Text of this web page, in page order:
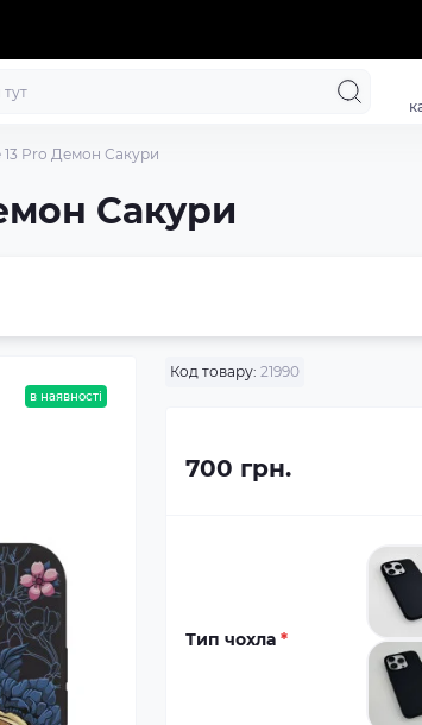
Pro Демон Сакури
Сакури
в наявності
Код товару: 21990
700 грн.
Тип чохла *